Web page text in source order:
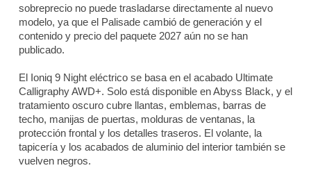
sobreprecio no puede trasladarse directamente al nuevo
modelo, ya que el Palisade cambió de generación y el
contenido y precio del paquete 2027 aún no se han
publicado.
El Ioniq 9 Night eléctrico se basa en el acabado Ultimate
Calligraphy AWD+. Solo está disponible en Abyss Black, y el
tratamiento oscuro cubre llantas, emblemas, barras de
techo, manijas de puertas, molduras de ventanas, la
protección frontal y los detalles traseros. El volante, la
tapicería y los acabados de aluminio del interior también se
vuelven negros.